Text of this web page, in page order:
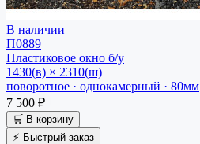
В наличии
П0889
Пластиковое окно б/у
1430(в) × 2310(ш)
поворотное · однокамерный · 80мм
7 500 ₽
🛒 В корзину
⚡ Быстрый заказ